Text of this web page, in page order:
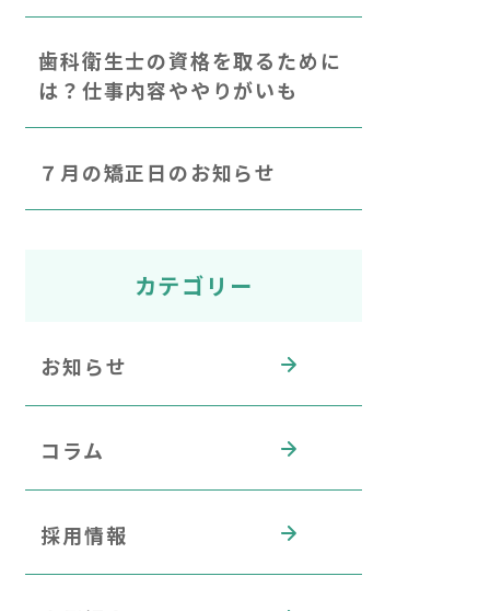
歯科衛生士の資格を取るために
は？仕事内容ややりがいも
７月の矯正日のお知らせ
カテゴリー
お知らせ
コラム
採用情報